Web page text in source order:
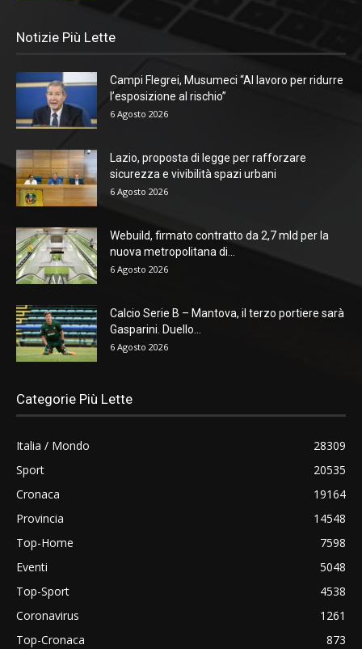
Notizie Più Lette
Campi Flegrei, Musumeci “Al lavoro per ridurre
l’esposizione al rischio”
6 Agosto 2026
Lazio, proposta di legge per rafforzare
sicurezza e vivibilità spazi urbani
6 Agosto 2026
Webuild, firmato contratto da 2,7 mld per la
nuova metropolitana di...
6 Agosto 2026
Calcio Serie B – Mantova, il terzo portiere sarà
Gasparini. Duello...
6 Agosto 2026
Categorie Più Lette
Italia / Mondo
28309
Sport
20535
Cronaca
19164
Provincia
14548
Top-Home
7598
Eventi
5048
Top-Sport
4538
Coronavirus
1261
Top-Cronaca
873